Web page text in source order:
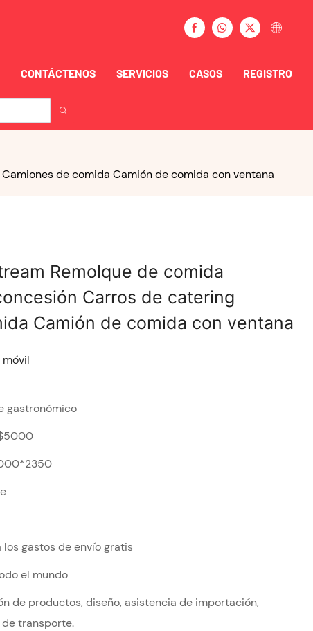
CONTÁCTENOS SERVICIOS CASOS REGISTRO
de comida Camión de comida con ventana
Remolque de comida
Carros de catering
Camión de comida con ventana
gastronómico
los gastos de envío gratis
el mundo
de productos, diseño, asistencia de importación,
transporte.